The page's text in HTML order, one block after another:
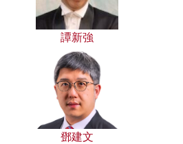
譚新強
鄧建文